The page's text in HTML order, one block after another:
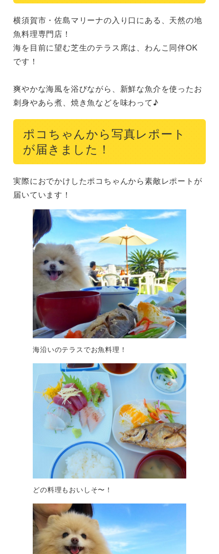
横須賀市・佐島マリーナの入り口にある、天然の地
魚料理専門店！
海を目前に望む芝生のテラス席は、わんこ同伴OK
です！
爽やかな海風を浴びながら、新鮮な魚介を使ったお
刺身やあら煮、焼き魚などを味わって♪
ポコちゃんから写真レポート
が届きました！
実際におでかけしたポコちゃんから素敵レポートが
届いています！
海沿いのテラスでお魚料理！
どの料理もおいしそ〜！